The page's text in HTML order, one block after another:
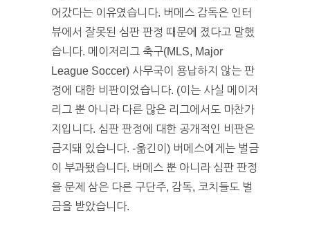
어갔다는 이유였습니다. 버메스 감독은 인터
뷰에서 잘못된 심판 판정 때문에 졌다고 말했
습니다. 메이저리그 축구(MLS, Major
League Soccer) 사무국이 용납하지 않는 판
정에 대한 비판이었습니다. (이는 사실 메이저
리그 뿐 아니라 다른 많은 리그에서도 마찬가
지입니다. 심판 판정에 대한 공개적인 비판은
금지돼 있습니다. -옮긴이) 버메스에게는 벌금
이 부과됐습니다. 버메스 뿐 아니라 심판 판정
을 문제 삼은 다른 구단주, 감독, 코치들도 벌
금을 받았습니다.